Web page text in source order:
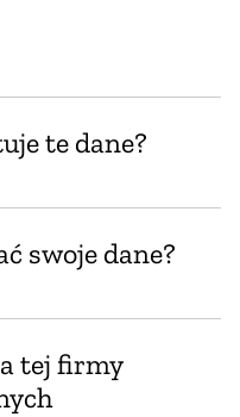
te dane?
swoje dane?
tej firmy